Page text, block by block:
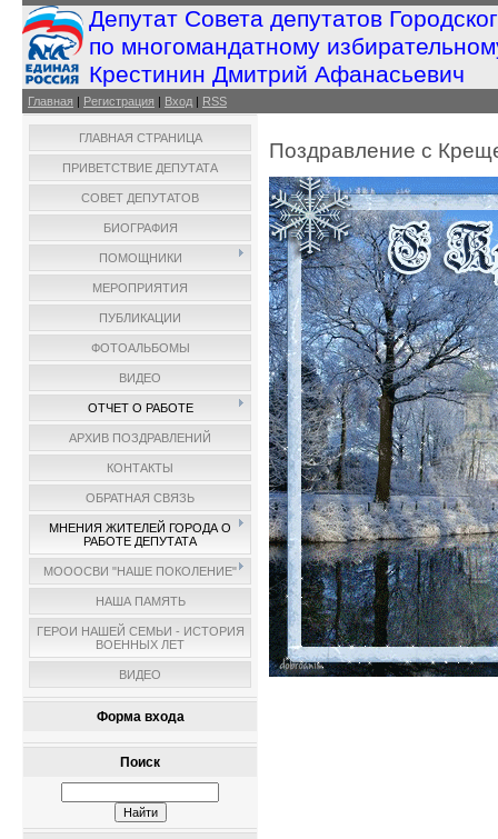
Депутат Совета депутатов
по многомандатному
Крестинин Дмитрий Афанасьевич
Главная | Регистрация | Вход | RSS
ГЛАВНАЯ СТРАНИЦА
ПРИВЕТСТВИЕ ДЕПУТАТА
СОВЕТ ДЕПУТАТОВ
БИОГРАФИЯ
ПОМОЩНИКИ
МЕРОПРИЯТИЯ
ПУБЛИКАЦИИ
ФОТОАЛЬБОМЫ
ВИДЕО
ОТЧЕТ О РАБОТЕ
АРХИВ ПОЗДРАВЛЕНИЙ
КОНТАКТЫ
ОБРАТНАЯ СВЯЗЬ
МНЕНИЯ ЖИТЕЛЕЙ ГОРОДА О
РАБОТЕ ДЕПУТАТА
МОООСВИ "НАШЕ ПОКОЛЕНИЕ"
НАША ПАМЯТЬ
ГЕРОИ НАШЕЙ СЕМЬИ - ИСТОРИЯ
ВОЕННЫХ ЛЕТ
ВИДЕО
Форма входа
Поиск
Поздравление с